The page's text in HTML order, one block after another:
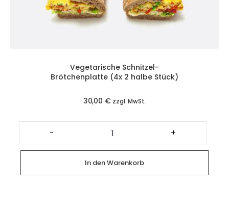
Vegetarische Schnitzel-
Brötchenplatte (4x 2 halbe Stück)
30,00 € zzgl. MwSt.
-
Vegetarische
Schnitzel-
Brötchenplatte
(4x
2
halbe
Stück)
Menge
+
In den Warenkorb